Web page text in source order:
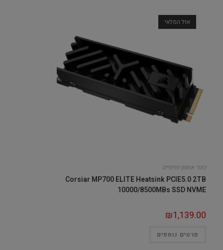
אזל המלאי
כונני אחסון פנימיים
Corsiar MP700 ELITE Heatsink PCIE5.0 2TB
10000/8500MBs SSD NVME
₪1,139.00
פרטים נוספים